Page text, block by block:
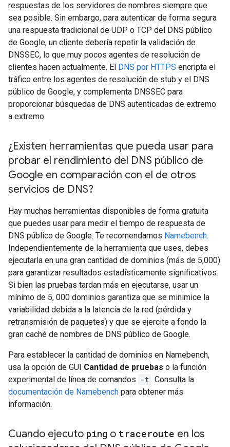
respuestas de los servidores de nombres siempre que
sea posible. Sin embargo, para autenticar de forma segura
una respuesta tradicional de UDP o TCP del DNS público
de Google, un cliente debería repetir la validación de
DNSSEC, lo que muy pocos agentes de resolución de
clientes hacen actualmente. El DNS por HTTPS encripta el
tráfico entre los agentes de resolución de stub y el DNS
público de Google, y complementa DNSSEC para
proporcionar búsquedas de DNS autenticadas de extremo
a extremo.
¿Existen herramientas que pueda usar para
probar el rendimiento del DNS público de
Google en comparación con el de otros
servicios de DNS?
Hay muchas herramientas disponibles de forma gratuita
que puedes usar para medir el tiempo de respuesta de
DNS público de Google. Te recomendamos Namebench.
Independientemente de la herramienta que uses, debes
ejecutarla en una gran cantidad de dominios (más de 5,000)
para garantizar resultados estadísticamente significativos.
Si bien las pruebas tardan más en ejecutarse, usar un
mínimo de 5, 000 dominios garantiza que se minimice la
variabilidad debida a la latencia de la red (pérdida y
retransmisión de paquetes) y que se ejercite a fondo la
gran caché de nombres de DNS público de Google.
Para establecer la cantidad de dominios en Namebench,
usa la opción de GUI Cantidad de pruebas o la función
experimental de línea de comandos -t . Consulta la
documentación de Namebench para obtener más
información.
Cuando ejecuto ping o traceroute en los